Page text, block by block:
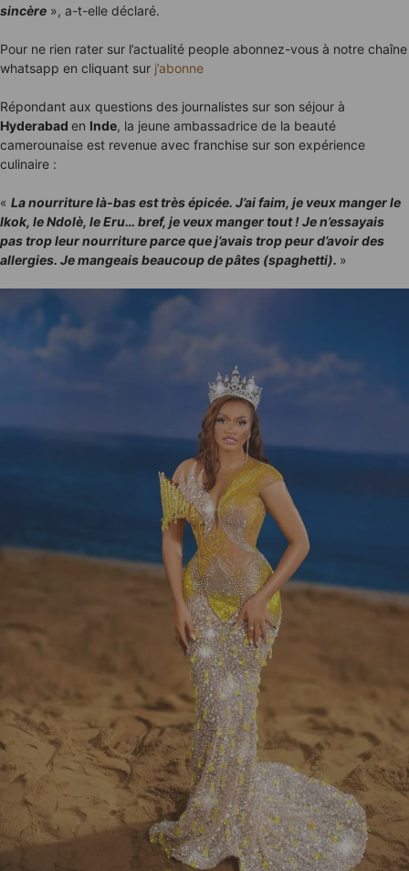
sincère », a-t-elle déclaré.
Pour ne rien rater sur l’actualité people abonnez-vous à notre chaîne
whatsapp en cliquant sur j’abonne
Répondant aux questions des journalistes sur son séjour à
Hyderabad en Inde, la jeune ambassadrice de la beauté
camerounaise est revenue avec franchise sur son expérience
culinaire :
« La nourriture là-bas est très épicée. J’ai faim, je veux manger le
Ikok, le Ndolè, le Eru… bref, je veux manger tout ! Je n’essayais
pas trop leur nourriture parce que j’avais trop peur d’avoir des
allergies. Je mangeais beaucoup de pâtes (spaghetti). »